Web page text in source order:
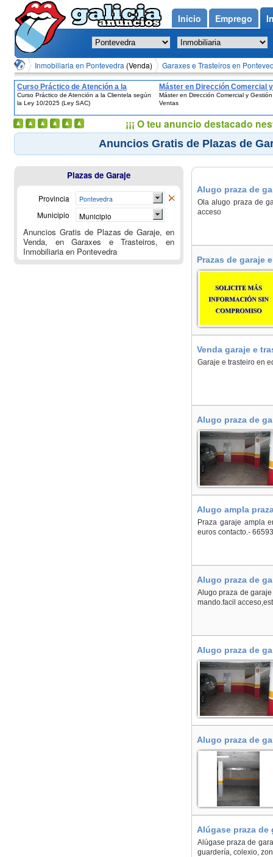
Inmobiliaria en Pontevedra (Venda) Garaxes e Trasteiros en
Curso Práctico de Atención a la
Clientela según la Ley 10/2025 (Ley
SAC)
Curso Práctico de Atención a la Clientela según
la Ley 10/2025 (Ley SAC)
Máster en Dirección Comercial y
Gestión de Ventas
Máster en Dirección Comercial y
Ventas
Anuncios Gratis de Plazas de
Alugo praza de
Ola alugo praza de
acceso
Prazas de garaje
Venda garaje e
Garaje e trasteiro en
Alugo praza de
Alugo ampla
Praza garaje ampla
euros contacto.-
Alugo praza de
Alugo praza de
mando.facil
Alugo praza de
Alugo praza de
Alúgase praza de
Alúgase praza de
guardería, colexio,
Plazas de Garaje
Provincia Pontevedra
Municipio Municipio
Anuncios Gratis de Plazas de Garaje, en
Venda, en Garaxes e Trasteiros, en
Inmobiliaria en Pontevedra
Inicio Emprego
¡¡¡ O teu anuncio destacado